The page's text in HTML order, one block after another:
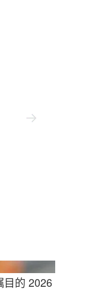
目的 2026